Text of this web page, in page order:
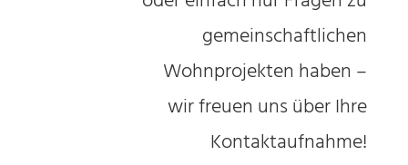
gemeinschaftlichen
Wohnprojekten haben –
wir freuen uns über Ihre
Kontaktaufnahme!